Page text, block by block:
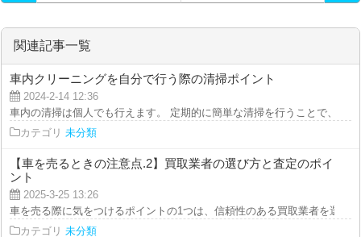
関連記事一覧
車内クリーニングを自分で行う際の清掃ポイント
2024-2-14 12:36
車内の清掃は個人でも行えます。 定期的に簡単な清掃を行うことで、大
カテゴリ 未分類
【車を売るときの注意点.2】買取業者の選び方と査定のポイ
ント
2025-3-25 13:26
車を売る際に気をつけるポイントの1つは、信頼性のある買取業者を選ぶ
カテゴリ 未分類